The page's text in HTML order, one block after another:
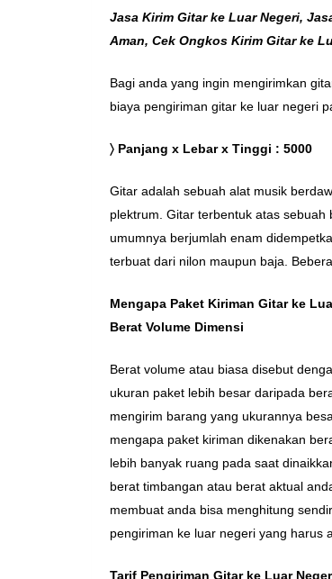
Jasa Kirim Gitar ke Luar Negeri,
Aman, Cek Ongkos Kirim Gitar ke
Bagi anda yang ingin mengirimkan
biaya pengiriman gitar ke luar negeri
〉 Panjang x Lebar x Tinggi : 5000
Gitar adalah sebuah alat musik
plektrum. Gitar terbentuk atas
umumnya berjumlah enam
terbuat dari nilon maupun baja.
Mengapa Paket Kiriman Gitar ke
Berat Volume Dimensi
Berat volume atau biasa disebut
ukuran paket lebih besar daripada
mengirim barang yang ukurannya
mengapa paket kiriman dikenakan
lebih banyak ruang pada saat
berat timbangan atau berat aktual
membuat anda bisa menghitung
pengiriman ke luar negeri yang harus
Tarif Pengiriman Gitar ke Luar